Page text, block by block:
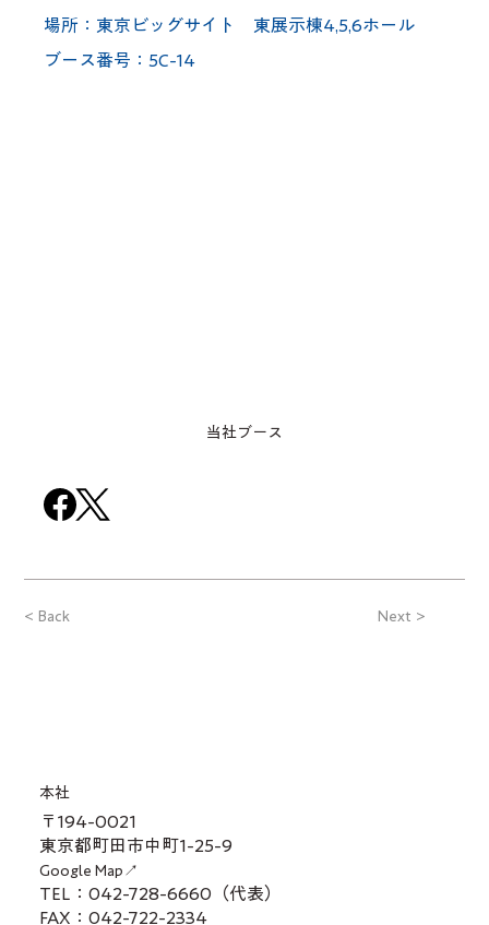
場所：東京ビッグサイト　東展示棟4,5,6ホール
ブース番号：5C-14
当社ブース
< Back Next >
本社
〒194-0021
東京都町田市中町1-25-9
Google Map↗
TEL：042-728-6660（代表）
FAX：042-722-2334